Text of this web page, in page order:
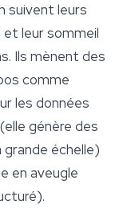
suivent leurs
et leursommeil
Ils mènent des
comme
les données
génère des
échelle)
en aveugle